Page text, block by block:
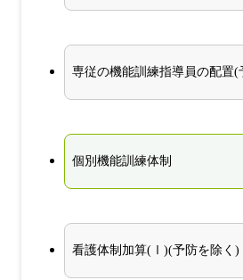
専従の機能訓練指導員の配置(
個別機能訓練体制
看護体制加算(Ⅰ)(予防を除く)